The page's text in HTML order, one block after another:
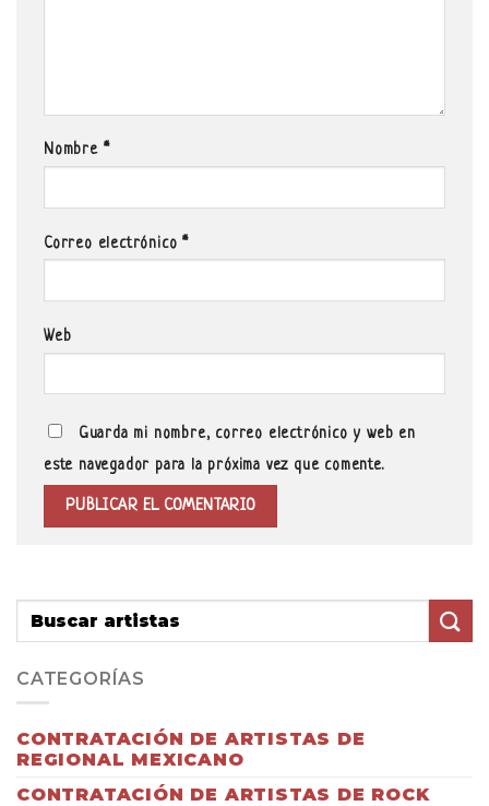
Nombre *
Correo electrónico*
Web
Guarda mi nombre, correo electrónico y web en
este navegador para la próxima vez que comente.
CATEGORÍAS
CONTRATACIÓN DE ARTISTAS DE
REGIONAL MEXICANO
CONTRATACIÓN DE ARTISTAS DE ROCK